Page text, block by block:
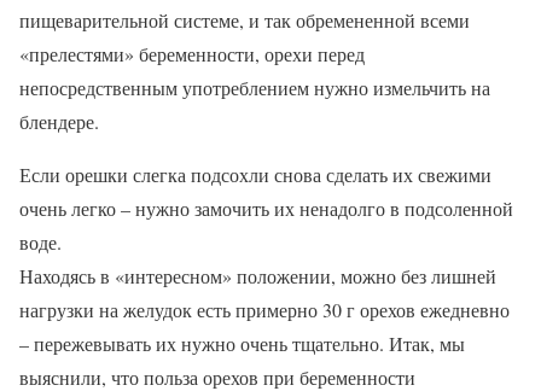
пищеварительной системе, и так обремененной всеми
«прелестями» беременности, орехи перед
непосредственным употреблением нужно измельчить на
блендере.
Если орешки слегка подсохли снова сделать их свежими
очень легко – нужно замочить их ненадолго в подсоленной
воде.
Находясь в «интересном» положении, можно без лишней
нагрузки на желудок есть примерно 30 г орехов ежедневно
– пережевывать их нужно очень тщательно. Итак, мы
выяснили, что польза орехов при беременности